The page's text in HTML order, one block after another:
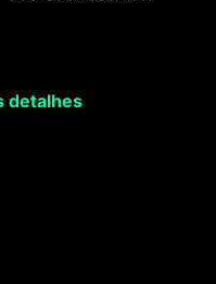
detalhes